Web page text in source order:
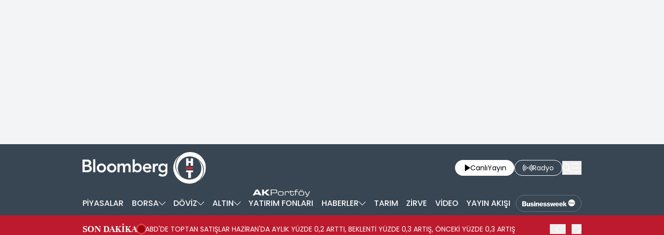
CanlıYayın Radyo
PİYASALAR BORSA DÖVİZ ALTIN YATIRIM FONLARI HABERLER TARIM ZİRVE VİDEO YAYIN AKIŞI
SON DAKİKA ABD'DE TOPTAN SATIŞLAR HAZİRAN'DA AYLIK YÜZDE 0,2 ARTTI, BEKLENTİ YÜZDE 0,3 ARTIŞ, ÖNCEKİ YÜZDE 0,3 ARTIŞ